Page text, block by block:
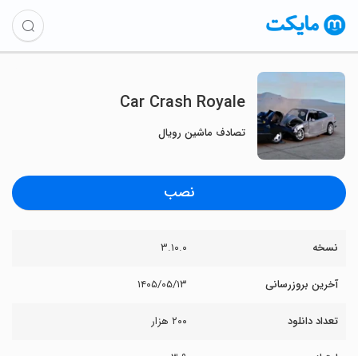
Car Crash Royale
تصادف ماشین رویال
نصب
نسخه ۳.۱۰.۰
آخرین بروزرسانی ۱۴۰۵/۰۵/۱۳
تعداد دانلود ۲۰۰ هزار